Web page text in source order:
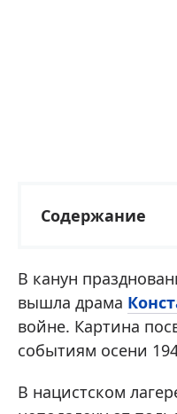
Содержание
В канун
вышла драма
войне. Картина
событиям осени
В нацистском